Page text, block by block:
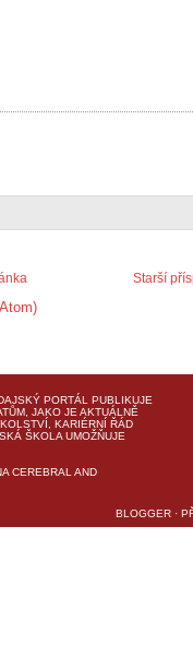
Starší
PORTÁL PUBLIKUJE
JAKO JE AKTUÁLNĚ
KARIÉRNÍ ŘÁD
ŠKOLA UMOŽŇUJE
CEREBRAL AND
BLOGGER ·